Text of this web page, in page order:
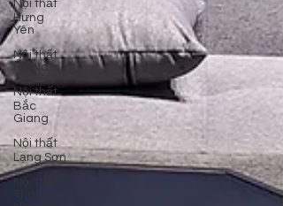
Nội thất
Hưng
Yên
Nội thất
Hà Nam
Nội thất
Bắc
Giang
Nội thất
Lạng Sơn